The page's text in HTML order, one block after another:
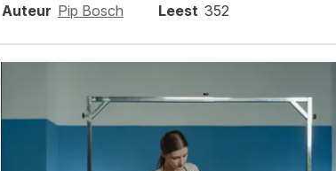
Auteur Pip Bosch Leest 352